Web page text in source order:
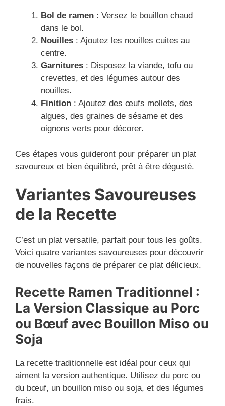
Bol de ramen : Versez le bouillon chaud
dans le bol.
Nouilles : Ajoutez les nouilles cuites au
centre.
Garnitures : Disposez la viande, tofu ou
crevettes, et des légumes autour des
nouilles.
Finition : Ajoutez des œufs mollets, des
algues, des graines de sésame et des
oignons verts pour décorer.
Ces étapes vous guideront pour préparer un plat
savoureux et bien équilibré, prêt à être dégusté.
Variantes Savoureuses
de la Recette
C’est un plat versatile, parfait pour tous les goûts.
Voici quatre variantes savoureuses pour découvrir
de nouvelles façons de préparer ce plat délicieux.
Recette Ramen Traditionnel :
La Version Classique au Porc
ou Bœuf avec Bouillon Miso ou
Soja
La recette traditionnelle est idéal pour ceux qui
aiment la version authentique. Utilisez du porc ou
du bœuf, un bouillon miso ou soja, et des légumes
frais.